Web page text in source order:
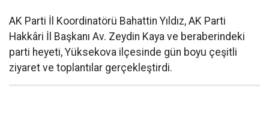
AK Parti İl Koordinatörü Bahattin Yıldız, AK Parti
Hakkâri İl Başkanı Av. Zeydin Kaya ve beraberindeki
parti heyeti, Yüksekova ilçesinde gün boyu çeşitli
ziyaret ve toplantılar gerçekleştirdi.